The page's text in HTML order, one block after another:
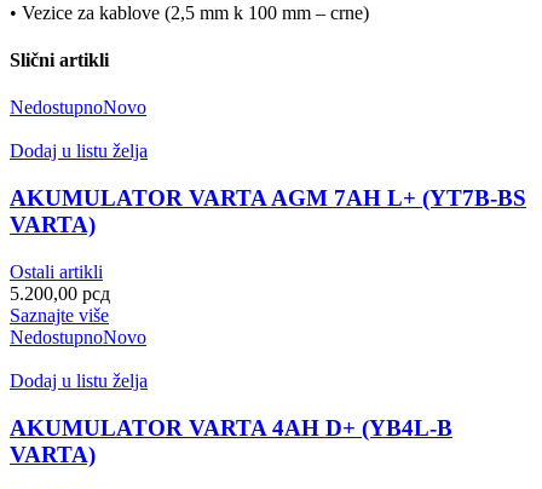
• Vezice za kablove (2,5 mm k 100 mm – crne)
Slični artikli
NedostupnoNovo
Dodaj u listu želja
AKUMULATOR VARTA AGM 7AH L+ (YT7B-BS
VARTA)
Ostali artikli
5.200,00 рсд
Saznajte više
NedostupnoNovo
Dodaj u listu želja
AKUMULATOR VARTA 4AH D+ (YB4L-B
VARTA)